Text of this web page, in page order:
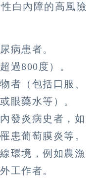
白內障的高風險
病患者。
過800度）。
者（包括口服、
眼藥水等）。
發炎病史者，如
患葡萄膜炎等。
環境，例如農漁
工作者。